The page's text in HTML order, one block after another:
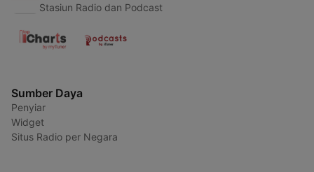
Stasiun Radio dan Podcast
Sumber Daya
Penyiar
Widget
Situs Radio per Negara